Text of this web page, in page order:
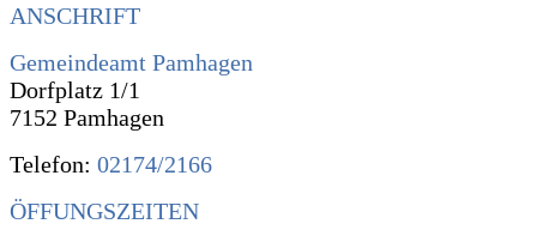
ANSCHRIFT
Gemeindeamt Pamhagen
Dorfplatz 1/1
7152 Pamhagen
Telefon: 02174/2166
ÖFFUNGSZEITEN